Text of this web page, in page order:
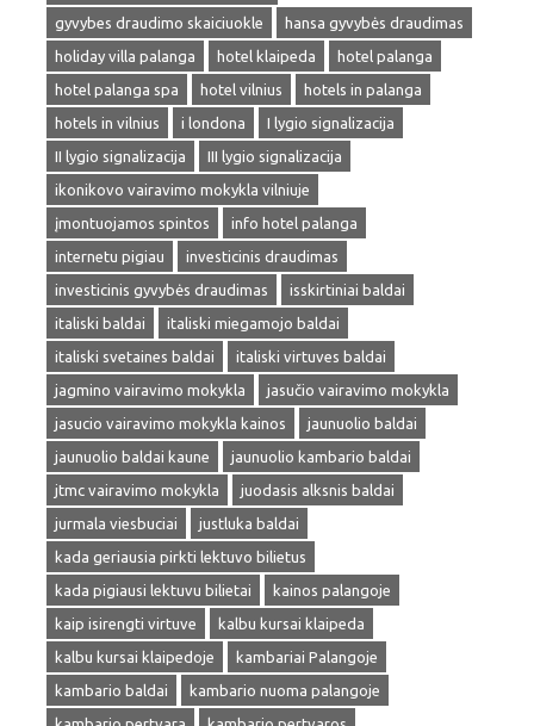
gyvybes draudimo skaiciuokle
hansa gyvybės draudimas
holiday villa palanga
hotel klaipeda
hotel palanga
hotel palanga spa
hotel vilnius
hotels in palanga
hotels in vilnius
i londona
I lygio signalizacija
II lygio signalizacija
III lygio signalizacija
ikonikovo vairavimo mokykla vilniuje
įmontuojamos spintos
info hotel palanga
internetu pigiau
investicinis draudimas
investicinis gyvybės draudimas
isskirtiniai baldai
italiski baldai
italiski miegamojo baldai
italiski svetaines baldai
italiski virtuves baldai
jagmino vairavimo mokykla
jasučio vairavimo mokykla
jasucio vairavimo mokykla kainos
jaunuolio baldai
jaunuolio baldai kaune
jaunuolio kambario baldai
jtmc vairavimo mokykla
juodasis alksnis baldai
jurmala viesbuciai
justluka baldai
kada geriausia pirkti lektuvo bilietus
kada pigiausi lektuvu bilietai
kainos palangoje
kaip isirengti virtuve
kalbu kursai klaipeda
kalbu kursai klaipedoje
kambariai Palangoje
kambario baldai
kambario nuoma palangoje